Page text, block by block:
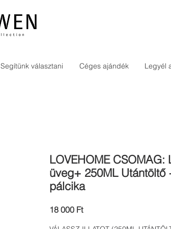
Segítünk választani Céges ajándék Legyél
LOVEHOME CSOMAG:
üveg+ 250ML Utántöltő
pálcika
18 000 FtÁr